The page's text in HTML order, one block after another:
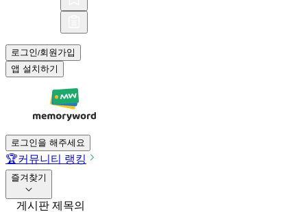
로그인/회원가입
앱 설치하기
로그인을 해주세요
🏆커뮤니티 랭킹
즐겨찾기
게시판 제목의